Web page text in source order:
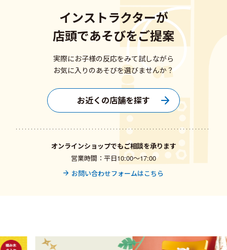
インストラクターが
店頭であそびをご提案
実際にお子様の反応をみて試しながら
お気に入りのあそびを選びませんか？
お近くの店舗を探す
オンラインショップでもご相談を承ります
営業時間：平日10:00〜17:00
お問い合わせフォームはこちら